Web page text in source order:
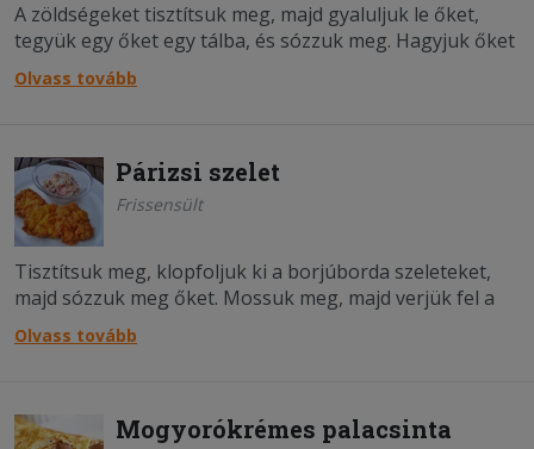
A zöldségeket tisztítsuk meg, majd gyaluljuk le őket,
tegyük egy őket egy tálba, és sózzuk meg. Hagyjuk őket
egy órán át a sóban állni, majd keverjük hozzá a cukrot,
az ecetet, a borsot, a borkénport és a nátrium-
Olvass tovább
Párizsi szelet
Frissensült
Tisztítsuk meg, klopfoljuk ki a borjúborda szeleteket,
majd sózzuk meg őket. Mossuk meg, majd verjük fel a
tojásokat egy tálba, és adjunk ahhoz is egy kevés sót. A
lisztet is szórjuk bele egy tálba. A borjú szeleteket
Olvass tovább
Mogyorókrémes palacsinta